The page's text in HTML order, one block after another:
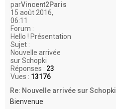
parVincent2Paris
15 août 2016,
06:11
Forum :
Hello ! Présentation
Sujet :
Nouvelle arrivée
sur Schopki
Réponses : 23
Vues : 13176
Re: Nouvelle arrivée sur Schopki
Bienvenue